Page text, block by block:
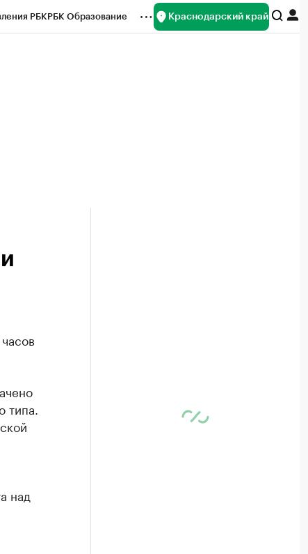
РБКРБК Образование Краснодарский край
типа.
над